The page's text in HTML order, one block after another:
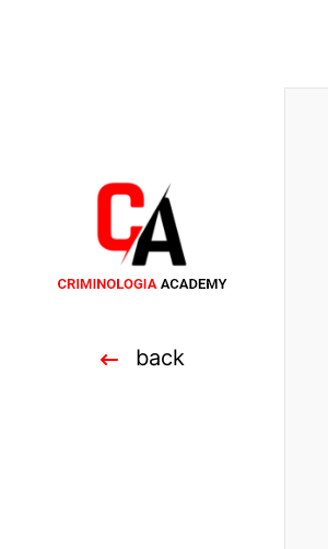
back